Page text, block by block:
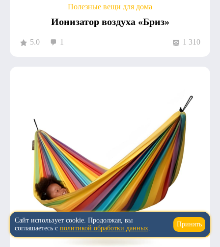
Полезные вещи для дома
Ионизатор воздуха «Бриз»
5.0 1 1 310
↑
Сайт использует cookie. Продолжая, вы
соглашаетесь с политикой обработки данных.
Принять